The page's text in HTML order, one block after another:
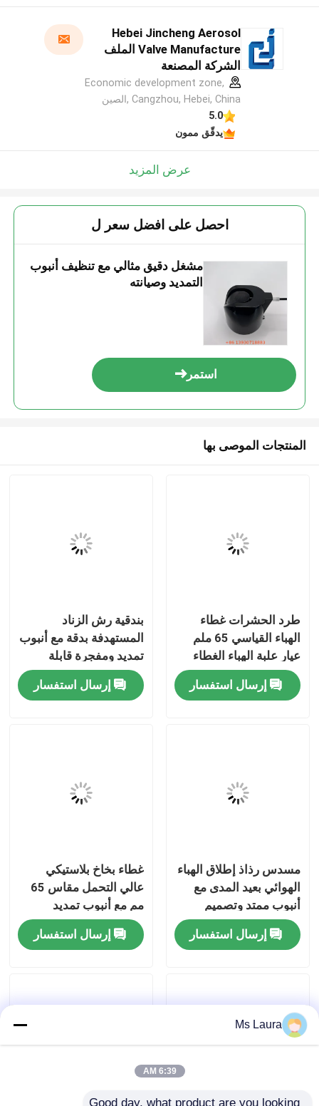
مسكن
أشرطة فيديو
جولة في المعمل
مراقبة الجودة
أخبار
صمام غاز البوتان
Hebei Jincheng Aerosol
Valve Manufacture الملف
الشركة المصنعة
Economic development zone,
Cangzhou, Hebei, China ,الصين
5.0
يدقّق ممون
عرض المزيد
احصل على افضل سعر ل
مشغل دقيق مثالي مع تنظيف أنبوب
التمديد وصيانته
استمر
المنتجات الموصى بها
طرد الحشرات غطاء
الهباء القياسي 65 ملم
عيار علبة الهباء الغطاء
العلوي للاستخدام
المنزلي والصناعي طرد
إرسال استفسار
بندقية رش الزناد
المستهدفة بدقة مع أنبوب
تمديد ومفجرة قابلة
للتعديل لعلب الأيروسول
إرسال استفسار
مسدس رذاذ إطلاق الهباء
الهوائي بعيد المدى مع
أنبوب ممتد وتصميم
إرغونومي للسقوف
العالية إرسال استفسار
غطاء بخاخ بلاستيكي
عالي التحمل مقاس 65
مم مع أنبوب تمديد
لتطبيقات الرش
المستهدفةإرسال استفسار
Ms Laura
6:39 AM
Good day, what product are you looking